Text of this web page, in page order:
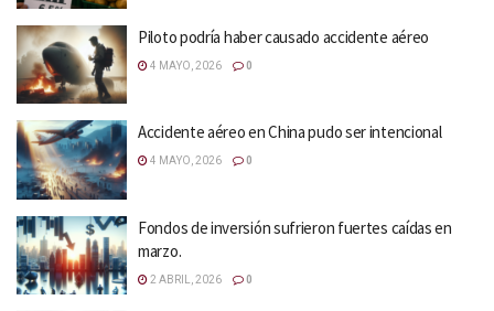
Piloto podría haber causado accidente aéreo
4 MAYO, 2026 0
Accidente aéreo en China pudo ser intencional
4 MAYO, 2026 0
Fondos de inversión sufrieron fuertes caídas en
marzo.
2 ABRIL, 2026 0